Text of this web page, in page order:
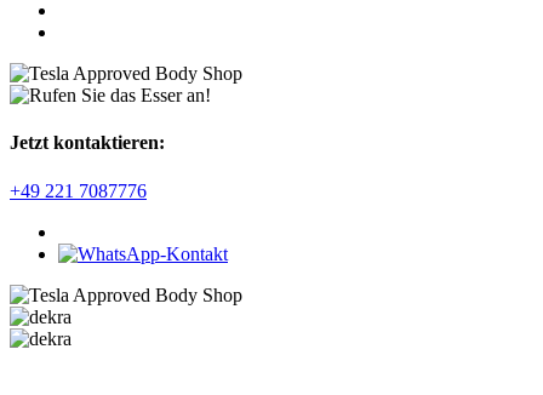
Jetzt kontaktieren:
+49 221 7087776